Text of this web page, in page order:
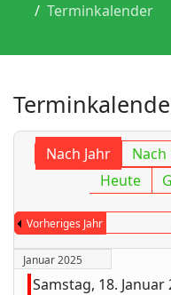
Terminkalender
Nach Jahr
Heute
Vorheriges Jahr
Januar 2025
Samstag, 18. Januar